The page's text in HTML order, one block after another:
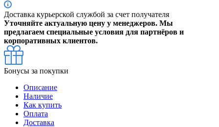
Доставка курьерской службой за счет получателя
Уточняйте актуальную цену у менеджеров. Мы
предлагаем специальные условия для партнёров и
корпоративных клиентов.
Бонусы за покупки
Описание
Наличие
Как купить
Оплата
Доставка